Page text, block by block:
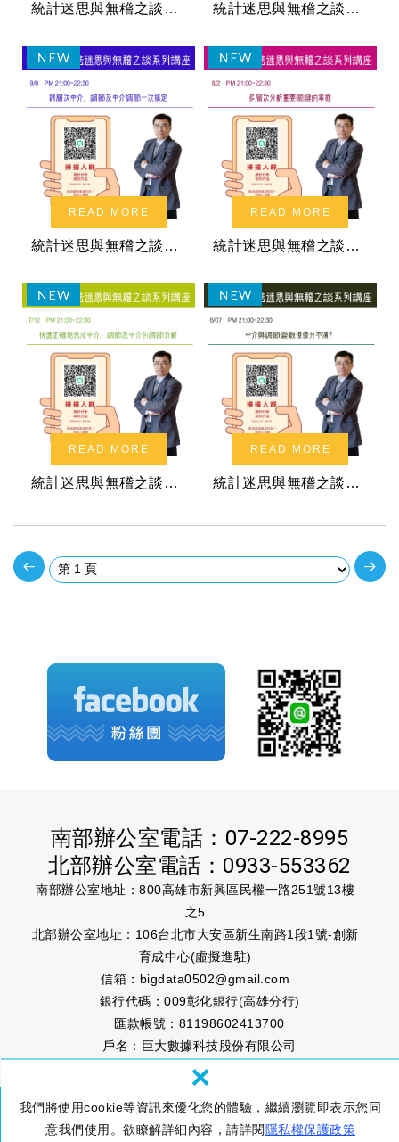
我們將使用cookie等資訊來優化您的體驗，繼續瀏覽即表示您同
意我們使用。欲瞭解詳細內容，請詳閱隱私權保護政策
×
統計迷思與無稽之談系列講座：如何正確的解讀二元羅吉斯分析報告 統計迷思與無稽之談系列講座：因變數為非連續變數時在跨層次應用
READ MORE
統計迷思與無稽之談系列講座：跨層次中介、調節及中介調節一次搞定
READ MORE
統計迷思與無稽之談系列講座：多層次分析重要關鍵的掌握
READ MORE
統計迷思與無稽之談系列講座：快速正確地完成中介、調節及中介的調節分析
READ MORE
統計迷思與無稽之談系列講座：中介與調節變數傻傻分不清？
南部辦公室電話： 07-222-8995
北部辦公室電話： 0933-553362
南部辦公室地址：800高雄市新興區民權一路251號13樓
之5
北部辦公室地址：106台北市大安區新生南路1段1號-創新
育成中心(虛擬進駐)
信箱： bigdata0502@gmail.com
銀行代碼：009彰化銀行(高雄分行)
匯款帳號：81198602413700
戶名：巨大數據科技股份有限公司
© 巨大數據科技股份有限公司 BIG DATA TECHNOLOGY CO.,
LTD.隱私權政策網頁設計 : 新視野